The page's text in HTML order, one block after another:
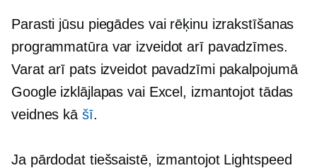
Parasti jūsu piegādes vai rēķinu izrakstīšanas
programmatūra var izveidot arī pavadzīmes.
Varat arī pats izveidot pavadzīmi pakalpojumā
Google izklājlapas vai Excel, izmantojot tādas
veidnes kā šī.
Ja pārdodat tiešsaistē, izmantojot Lightspeed